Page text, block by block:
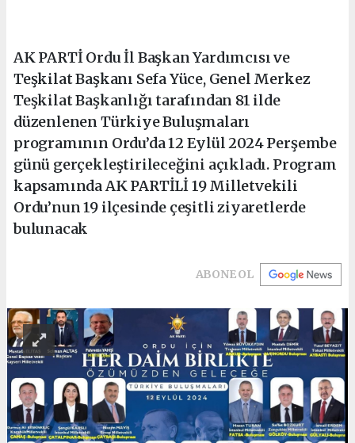
AK PARTİ Ordu İl Başkan Yardımcısı ve
Teşkilat Başkanı Sefa Yüce, Genel Merkez
Teşkilat Başkanlığı tarafından 81 ilde
düzenlenen Türkiye Buluşmaları
programının Ordu’da 12 Eylül 2024 Perşembe
günü gerçekleştirileceğini açıkladı. Program
kapsamında AK PARTİLİ 19 Milletvekili
Ordu’nun 19 ilçesinde çeşitli ziyaretlerde
bulunacak
ABONE OL